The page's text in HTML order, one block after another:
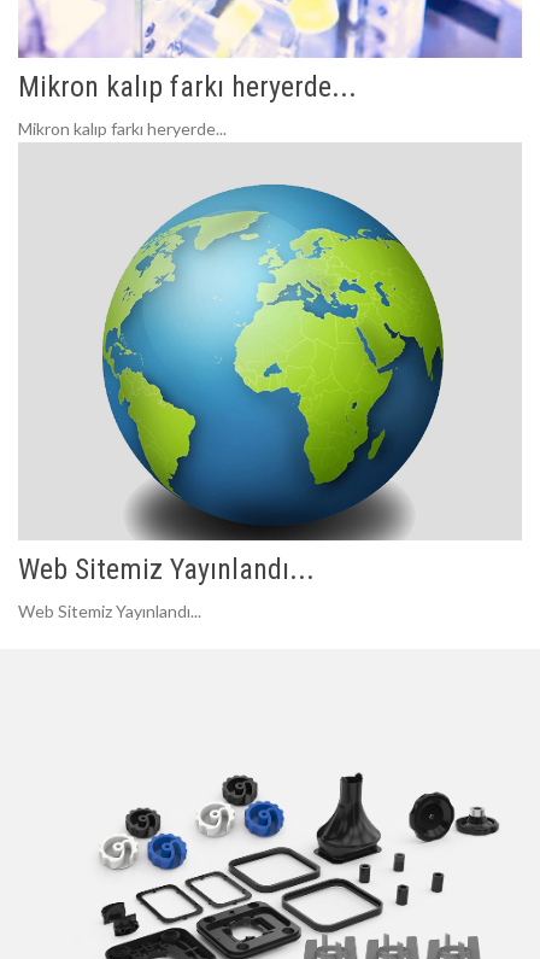
Mikron kalıp farkı heryerde...
Mikron kalıp farkı heryerde...
Web Sitemiz Yayınlandı...
Web Sitemiz Yayınlandı...